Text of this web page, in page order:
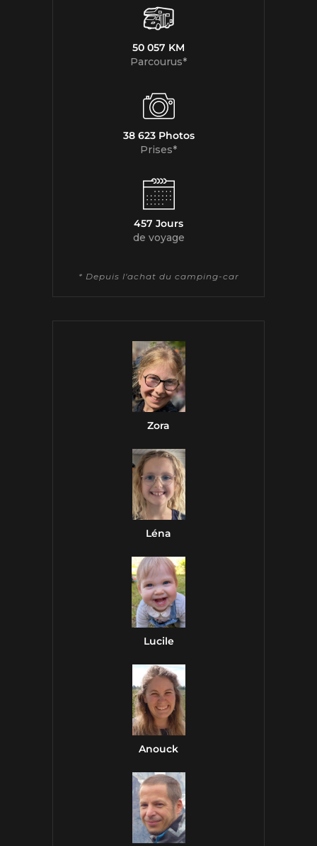
50 057 KM
Parcourus*
38 623 Photos
Prises*
457 Jours
de voyage
* Depuis l'achat du camping-car
Zora
Léna
Lucile
Anouck